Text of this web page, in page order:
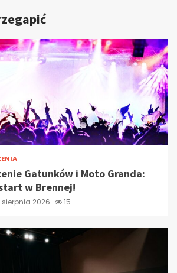
Gatunków i Moto Granda:
w Brennej!
sierpnia 2026 15